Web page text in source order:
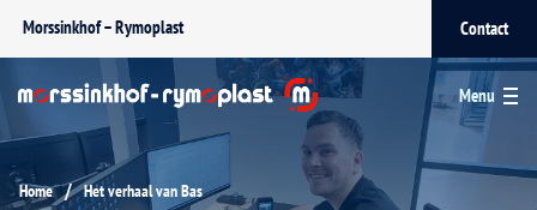
Morssinkhof – Rymoplast Contact
Menu
Home / Het verhaal van Bas